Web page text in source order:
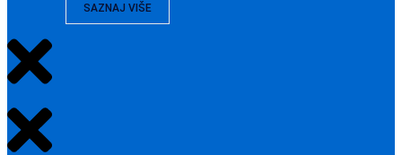
SAZNAJ VIŠE